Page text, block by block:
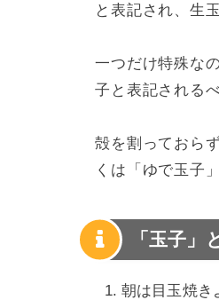
と表記され、生
一つだけ特殊な
子と表記される
殻を割っておら
くは「ゆで玉子
「玉子」
朝は目玉焼き